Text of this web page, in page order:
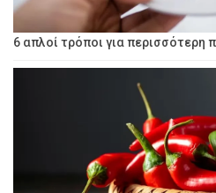
6 απλοί τρόποι για περισσότερη